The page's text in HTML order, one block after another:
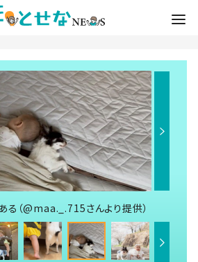
る（@maa._.715さんより提供）